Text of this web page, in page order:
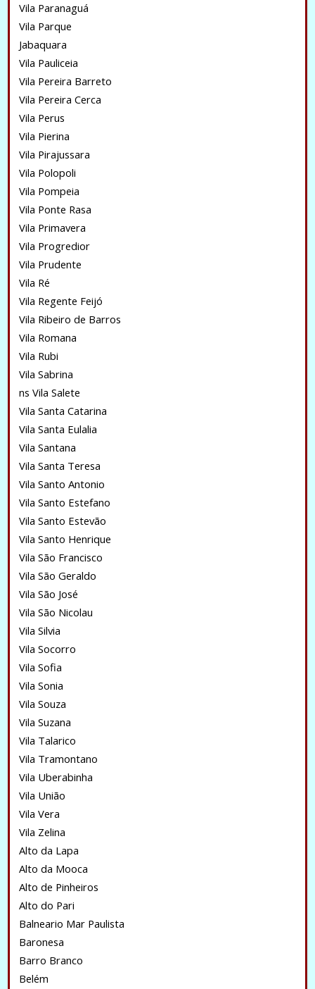
Vila Paranaguá
Vila Parque
Jabaquara
Vila Pauliceia
Vila Pereira Barreto
Vila Pereira Cerca
Vila Perus
Vila Pierina
Vila Pirajussara
Vila Polopoli
Vila Pompeia
Vila Ponte Rasa
Vila Primavera
Vila Progredior
Vila Prudente
Vila Ré
Vila Regente Feijó
Vila Ribeiro de Barros
Vila Romana
Vila Rubi
Vila Sabrina
ns Vila Salete
Vila Santa Catarina
Vila Santa Eulalia
Vila Santana
Vila Santa Teresa
Vila Santo Antonio
Vila Santo Estefano
Vila Santo Estevão
Vila Santo Henrique
Vila São Francisco
Vila São Geraldo
Vila São José
Vila São Nicolau
Vila Silvia
Vila Socorro
Vila Sofia
Vila Sonia
Vila Souza
Vila Suzana
Vila Talarico
Vila Tramontano
Vila Uberabinha
Vila União
Vila Vera
Vila Zelina
Alto da Lapa
Alto da Mooca
Alto de Pinheiros
Alto do Pari
Balneario Mar Paulista
Baronesa
Barro Branco
Belém